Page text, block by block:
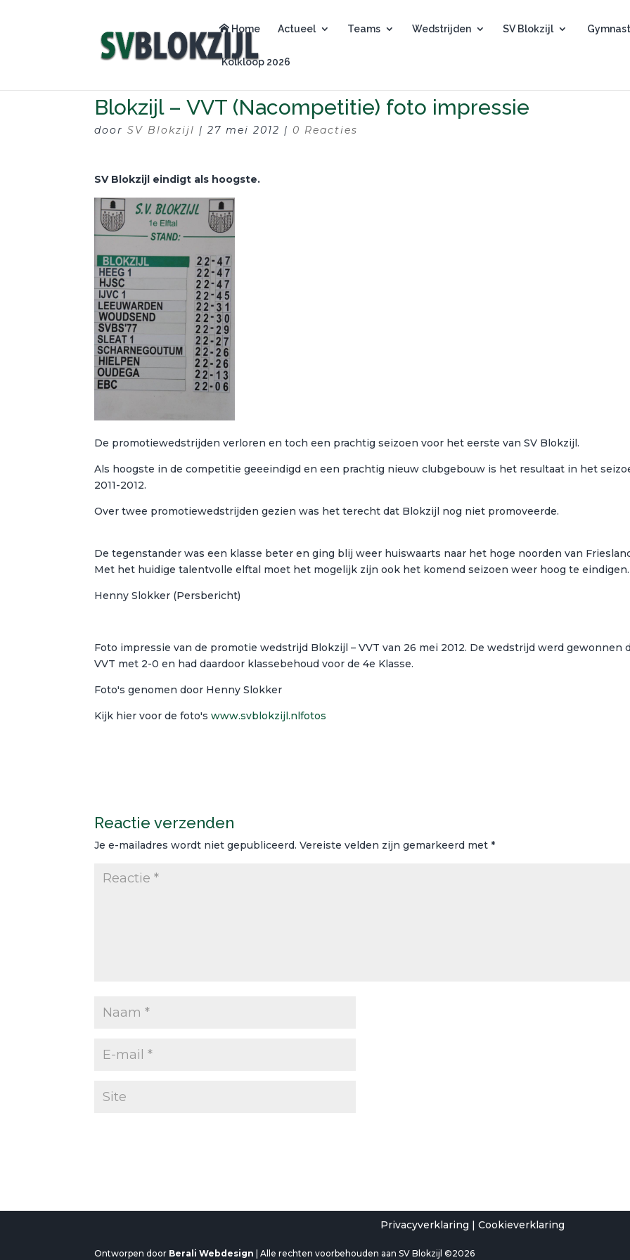
Home Actueel Teams Wedstrijden SV Blokzijl
Kolkloop 2026
Blokzijl – VVT (Nacompetitie) foto impressie
doorSV Blokzijl |27 mei 2012 | 0 Reacties
SV Blokzijl eindigt als hoogste.
De promotiewedstrijden verloren en toch een prachtig seizoen voor het eerste van SV Blokzijl.
Als hoogste in de competitie geeeindigd en een prachtig nieuw clubgebouw is het resultaat in het
2011-2012.
Over twee promotiewedstrijden gezien was het terecht dat Blokzijl nog niet promoveerde.
De tegenstander was een klasse beter en ging blij weer huiswaarts naar het hoge noorden van
Met het huidige talentvolle elftal moet het mogelijk zijn ook het komend seizoen weer hoog te eindigen.
Henny Slokker (Persbericht)
Foto impressie van de promotie wedstrijd Blokzijl – VVT van 26 mei 2012. De wedstrijd werd gewonnen
VVT met 2-0 en had daardoor klassebehoud voor de 4e Klasse.
Foto's genomen door Henny Slokker
Kijk hier voor de foto'swww.svblokzijl.nlfotos
Reactie verzenden
Je e-mailadres wordt niet gepubliceerd. Vereiste velden zijn gemarkeerd met*
Privacyverklaring | Cookieverklaring
Ontworpen door Berali Webdesign | Alle rechten voorbehouden aan SV Blokzijl ©2026